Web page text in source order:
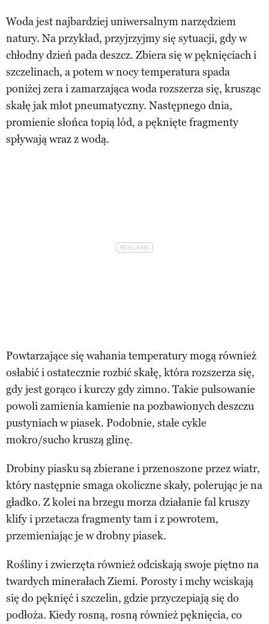
Woda jest najbardziej uniwersalnym narzędziem
natury. Na przykład, przyjrzyjmy się sytuacji, gdy w
chłodny dzień pada deszcz. Zbiera się w pęknięciach i
szczelinach, a potem w nocy temperatura spada
poniżej zera i zamarzająca woda rozszerza się, krusząc
skałę jak młot pneumatyczny. Następnego dnia,
promienie słońca topią lód, a pęknięte fragmenty
spływają wraz z wodą.
Powtarzające się wahania temperatury mogą również
osłabić i ostatecznie rozbić skałę, która rozszerza się,
gdy jest gorąco i kurczy gdy zimno. Takie pulsowanie
powoli zamienia kamienie na pozbawionych deszczu
pustyniach w piasek. Podobnie, stałe cykle
mokro/sucho kruszą glinę.
Drobiny piasku są zbierane i przenoszone przez wiatr,
który następnie smaga okoliczne skały, polerując je na
gładko. Z kolei na brzegu morza działanie fal kruszy
klify i przetacza fragmenty tam i z powrotem,
przemieniając je w drobny piasek.
Rośliny i zwierzęta również odciskają swoje piętno na
twardych minerałach Ziemi. Porosty i mchy wciskają
się do pęknięć i szczelin, gdzie przyczepiają się do
podłoża. Kiedy rosną, rosną również pęknięcia, co